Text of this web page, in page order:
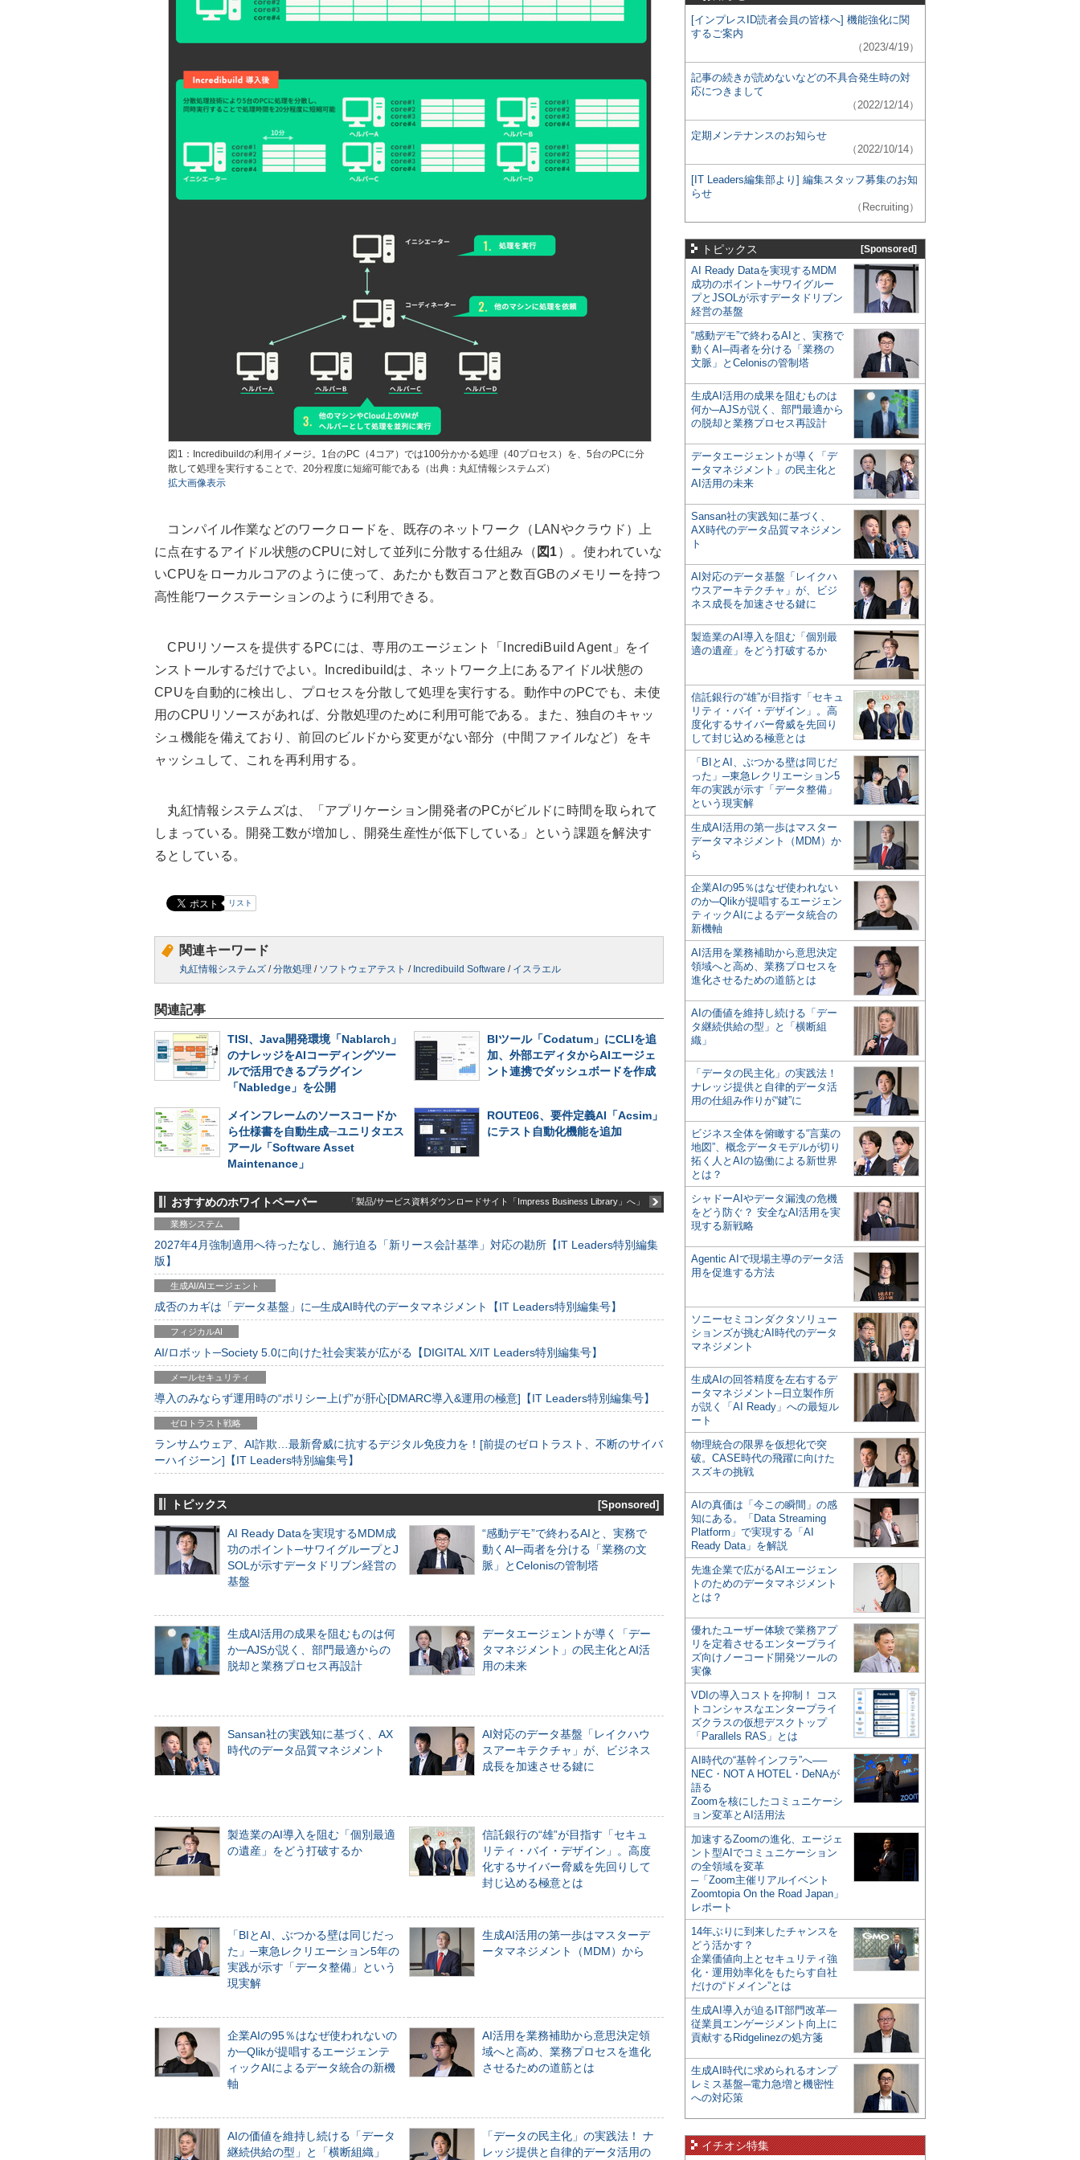
図1：Incredibuildの利用イメージ。1台のPC（4コア）では100分かかる処理（40プロセス）を、5台のPCに分
散して処理を実行することで、20分程度に短縮可能である（出典：丸紅情報システムズ）
拡大画像表示
コンパイル作業などのワークロードを、既存のネットワーク（LANやクラウド）上
に点在するアイドル状態のCPUに対して並列に分散する仕組み（ 図1）。使われていな
いCPUをローカルコアのように使って、あたかも数百コアと数百GBのメモリーを持つ
高性能ワークステーションのように利用できる。
CPUリソースを提供するPCには、専用のエージェント「IncrediBuild Agent」をイ
ンストールするだけでよい。Incredibuildは、ネットワーク上にあるアイドル状態の
CPUを自動的に検出し、プロセスを分散して処理を実行する。動作中のPCでも、未使
用のCPUリソースがあれば、分散処理のために利用可能である。また、独自のキャッ
シュ機能を備えており、前回のビルドから変更がない部分（中間ファイルなど）をキ
ャッシュして、これを再利用する。
丸紅情報システムズは、「アプリケーション開発者のPCがビルドに時間を取られて
しまっている。開発工数が増加し、開発生産性が低下している」という課題を解決す
るとしている。
リスト
関連キーワード
丸紅情報システムズ /分散処理 / ソフトウェアテスト / Incredibuild Software / イスラエル
関連記事
TISI、Java開発環境「Nablarch」
のナレッジをAIコーディングツー
ルで活用できるプラグイン
「Nabledge」を公開
BIツール「Codatum」にCLIを追
加、外部エディタからAIエージェ
ント連携でダッシュボードを作成
メインフレームのソースコードか
ら仕様書を自動生成─ユニリタエス
アール「Software Asset
Maintenance」
ROUTE06、要件定義AI「Acsim」
にテスト自動化機能を追加
おすすめのホワイトペーパー 「製品/サービス資料ダウンロードサイト「Impress Business Library」へ」
業務システム
2027年4月強制適用へ待ったなし、施行迫る「新リース会計基準」対応の勘所【IT Leaders特別編集
版】
生成AI/AIエージェント
成否のカギは「データ基盤」に─生成AI時代のデータマネジメント【IT Leaders特別編集号】
フィジカルAI
AI/ロボット─Society 5.0に向けた社会実装が広がる【DIGITAL X/IT Leaders特別編集号】
メールセキュリティ
導入のみならず運用時の“ポリシー上げ”が肝心[DMARC導入&運用の極意]【IT Leaders特別編集号】
ゼロトラスト戦略
ランサムウェア、AI詐欺…最新脅威に抗するデジタル免疫力を！[前提のゼロトラスト、不断のサイバ
ーハイジーン]【IT Leaders特別編集号】
トピックス [Sponsored]
AI Ready Dataを実現するMDM成
功のポイント─サワイグループとJ
SOLが示すデータドリブン経営の
基盤
“感動デモ”で終わるAIと、実務で
動くAI─両者を分ける「業務の文
脈」とCelonisの管制塔
生成AI活用の成果を阻むものは何
か─AJSが説く、部門最適からの
脱却と業務プロセス再設計
データエージェントが導く「デー
タマネジメント」の民主化とAI活
用の未来
Sansan社の実践知に基づく、AX
時代のデータ品質マネジメント
AI対応のデータ基盤「レイクハウ
スアーキテクチャ」が、ビジネス
成長を加速させる鍵に
製造業のAI導入を阻む「個別最適
の遺産」をどう打破するか
信託銀行の“雄”が目指す「セキュ
リティ・バイ・デザイン」。高度
化するサイバー脅威を先回りして
封じ込める極意とは
「BIとAI、ぶつかる壁は同じだっ
た」─東急レクリエーション5年の
実践が示す「データ整備」という
現実解
生成AI活用の第一歩はマスターデ
ータマネジメント（MDM）から
企業AIの95％はなぜ使われないの
か─Qlikが提唱するエージェンテ
ィックAIによるデータ統合の新機
軸
AI活用を業務補助から意思決定領
域へと高め、業務プロセスを進化
させるための道筋とは
AIの価値を維持し続ける「データ
継続供給の型」と「横断組織」
「データの民主化」の実践法！ ナ
レッジ提供と自律的データ活用の
[インプレスID読者会員の皆様へ] 機能強化に関
するご案内
（2023/4/19）
記事の続きが読めないなどの不具合発生時の対
応につきまして
（2022/12/14）
定期メンテナンスのお知らせ
（2022/10/14）
[IT Leaders編集部より] 編集スタッフ募集のお知
らせ
（Recruiting）
トピックス [Sponsored]
AI Ready Dataを実現するMDM
成功のポイント─サワイグルー
プとJSOLが示すデータドリブン
経営の基盤
“感動デモ”で終わるAIと、実務で
動くAI─両者を分ける「業務の
文脈」とCelonisの管制塔
生成AI活用の成果を阻むものは
何か─AJSが説く、部門最適から
の脱却と業務プロセス再設計
データエージェントが導く「デ
ータマネジメント」の民主化と
AI活用の未来
Sansan社の実践知に基づく、
AX時代のデータ品質マネジメン
ト
AI対応のデータ基盤「レイクハ
ウスアーキテクチャ」が、ビジ
ネス成長を加速させる鍵に
製造業のAI導入を阻む「個別最
適の遺産」をどう打破するか
信託銀行の“雄”が目指す「セキュ
リティ・バイ・デザイン」。高
度化するサイバー脅威を先回り
して封じ込める極意とは
「BIとAI、ぶつかる壁は同じだ
った」─東急レクリエーション5
年の実践が示す「データ整備」
という現実解
生成AI活用の第一歩はマスター
データマネジメント（MDM）か
ら
企業AIの95％はなぜ使われない
のか─Qlikが提唱するエージェン
ティックAIによるデータ統合の
新機軸
AI活用を業務補助から意思決定
領域へと高め、業務プロセスを
進化させるための道筋とは
AIの価値を維持し続ける「デー
タ継続供給の型」と「横断組
織」
「データの民主化」の実践法！
ナレッジ提供と自律的データ活
用の仕組み作りが“鍵”に
ビジネス全体を俯瞰する“言葉の
地図”、概念データモデルが切り
拓く人とAIの協働による新世界
とは？
シャドーAIやデータ漏洩の危機
をどう防ぐ？ 安全なAI活用を実
現する新戦略
Agentic AIで現場主導のデータ活
用を促進する方法
ソニーセミコンダクタソリュー
ションズが挑むAI時代のデータ
マネジメント
生成AIの回答精度を左右するデ
ータマネジメント─日立製作所
が説く「AI Ready」への最短ル
ート
物理統合の限界を仮想化で突
破。CASE時代の飛躍に向けた
スズキの挑戦
AIの真価は「今この瞬間」の感
知にある。「Data Streaming
Platform」で実現する「AI
Ready Data」を解説
先進企業で広がるAIエージェン
トのためのデータマネジメント
とは？
優れたユーザー体験で業務アプ
リを定着させるエンタープライ
ズ向けノーコード開発ツールの
実像
VDIの導入コストを抑制！ コス
トコンシャスなエンタープライ
ズクラスの仮想デスクトップ
「Parallels RAS」とは
AI時代の“基幹インフラ”へ──
NEC・NOT A HOTEL・DeNAが
語る
Zoomを核にしたコミュニケーシ
ョン変革とAI活用法
加速するZoomの進化、エージェ
ント型AIでコミュニケーション
の全領域を変革
─「Zoom主催リアルイベント
Zoomtopia On the Road Japan」
レポート
14年ぶりに到来したチャンスを
どう活かす？
企業価値向上とセキュリティ強
化・運用効率化をもたらす自社
だけの“ドメイン”とは
生成AI導入が迫るIT部門改革―
従業員エンゲージメント向上に
貢献するRidgelinezの処方箋
生成AI時代に求められるオンプ
レミス基盤─電力急増と機密性
への対応策
イチオシ特集